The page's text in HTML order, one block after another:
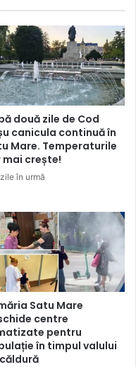
două zile de Cod
canicula continuă în
Mare. Temperaturile
mai crește!
în urmă
Satu Mare
centre
pentru
în timpul valului